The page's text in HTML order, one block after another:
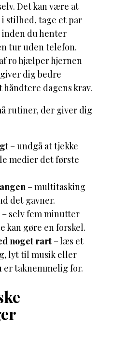
Det kan være at
stilhed, tage et par
du henter
tur uden telefon.
ro hjælper hjernen
dig bedre
dagens krav.
rutiner, der giver dig
– undgå at tjekke
medier det første
– multitasking
det gavner.
– selv fem minutter
kan gøre en forskel.
noget rart – læs et
lyt til musik eller
er taknemmelig for.